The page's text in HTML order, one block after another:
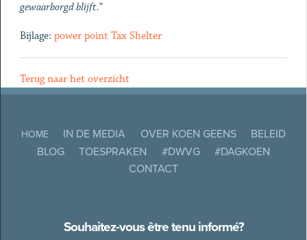
gewaarborgd blijft.”
Bijlage: power point Tax Shelter
Terug naar het overzicht
HOME IN DE MEDIA OVER KOEN GEENS
BELEID
BLOG
TOESPRAKEN #DWVG
#DAGKOEN
CONTACT
Souhaitez-vous être tenu informé?